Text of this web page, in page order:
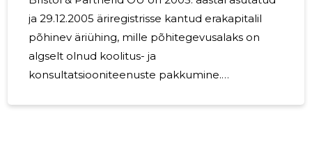
ja 29.12.2005 äriregistrisse kantud erakapitalil
põhinev äriühing, mille põhitegevusalaks on
algselt olnud koolitus- ja
konsultatsiooniteenuste pakkumine.